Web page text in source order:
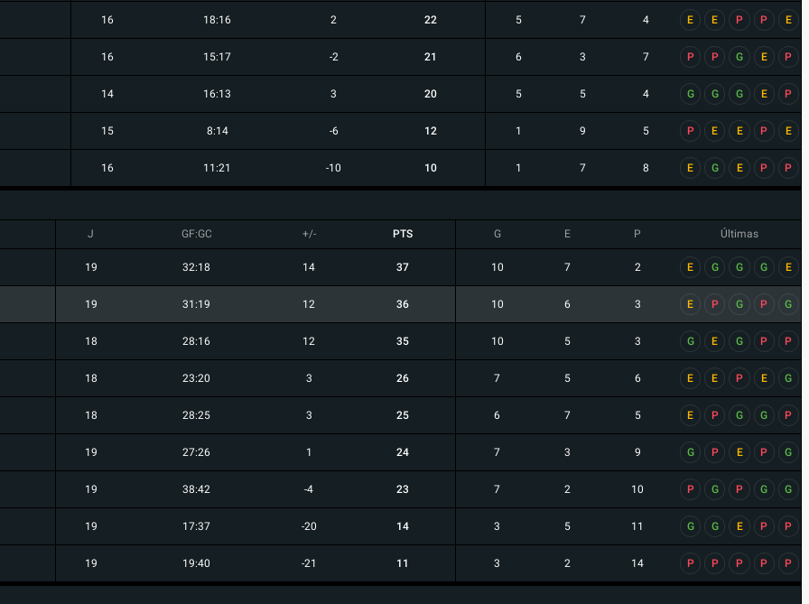
16 18:16 2 22 5 7 4 E E P P E
16 15:17 -2 21 6 3 7 P P G E P
14 16:13 3 20 5 5 4 G G G E P
15 8:14 -6 12 1 9 5 P E E P E
16 11:21 -10 10 1 7 8 E G E P P
J GF:GC +/- PTS G E P Últimas
19 32:18 14 37 10 7 2 E G G G E
19 31:19 12 36 10 6 3 E P G P G
18 28:16 12 35 10 5 3 G E G P P
18 23:20 3 26 7 5 6 E E P E G
18 28:25 3 25 6 7 5 E P G G P
19 27:26 1 24 7 3 9 G P E P G
19 38:42 -4 23 7 2 10 P G P G G
19 17:37 -20 14 3 5 11 G G E P P
19 19:40 -21 11 3 2 14 P P P P P